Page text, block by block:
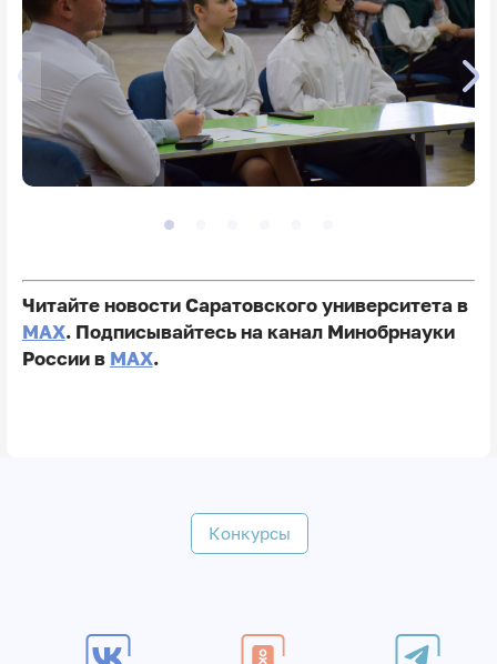
Читайте новости Саратовского университета в
MAX. Подписывайтесь на канал Минобрнауки
России в MAX.
Конкурсы